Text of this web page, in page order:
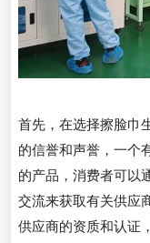
首先，在选择擦脸巾
的信誉和声誉，一个
的产品，消费者可以
交流来获取有关供应
供应商的资质和认证